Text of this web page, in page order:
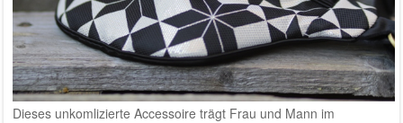
Dieses unkomlizierte Accessoire trägt Frau und Mann im